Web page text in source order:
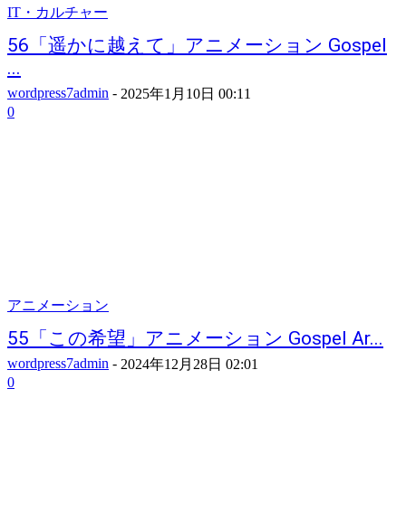
IT・カルチャー
56「遥かに越えて」アニメーション Gospel
...
wordpress7admin - 2025年1月10日 00:11
0
アニメーション
55「この希望」アニメーション Gospel Ar...
wordpress7admin - 2024年12月28日 02:01
0